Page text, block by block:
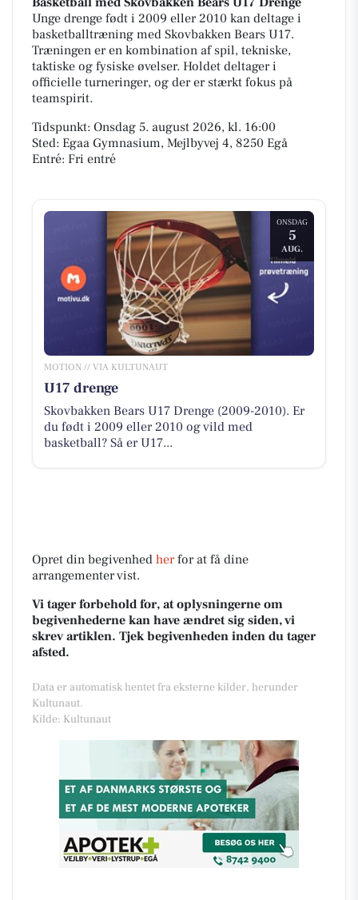
Unge drenge født i 2009 eller 2010 kan deltage i
basketballtræning med Skovbakken Bears U17.
Træningen er en kombination af spil, tekniske,
taktiske og fysiske øvelser. Holdet deltager i
officielle turneringer, og der er stærkt fokus på
teamspirit.
Tidspunkt: Onsdag 5. august 2026, kl. 16:00
Sted: Egaa Gymnasium, Mejlbyvej 4, 8250 Egå
Entré: Fri entré
ONSDAG
5
AUG.
MOTION // VIA KULTUNAUT
U17 drenge
Skovbakken Bears U17 Drenge (2009-2010). Er
du født i 2009 eller 2010 og vild med
basketball? Så er U17...
Opret din begivenhed herfor at få dine
arrangementer vist.
Vi tager forbehold for, at oplysningerne om
begivenhederne kan have ændret sig siden, vi
skrev artiklen. Tjek begivenheden inden du tager
afsted.
Data er automatisk hentet fra eksterne kilder, herunder
Kultunaut.
Kilde: Kultunaut